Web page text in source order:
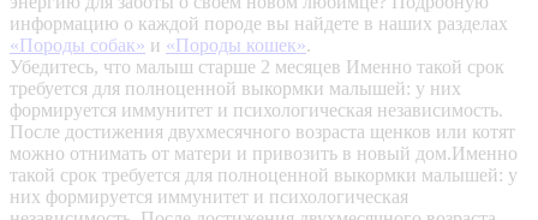
информацию о каждой породе вы найдете в наших разделах
«Породы собак» и «Породы кошек».
Убедитесь, что малыш старше 2 месяцев Именно такой срок
требуется для полноценной выкормки малышей: у них
формируется иммунитет и психологическая независимость.
После достижения двухмесячного возраста щенков или котят
можно отнимать от матери и привозить в новый дом.Именно
такой срок требуется для полноценной выкормки малышей: у
них формируется иммунитет и психологическая